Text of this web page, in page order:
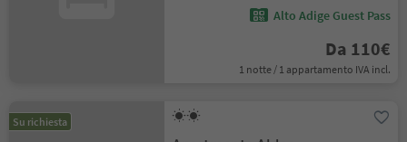
Alto Adige Guest Pass
Da 110€
1 notte / 1 appartamento IVA incl.
Su richiesta